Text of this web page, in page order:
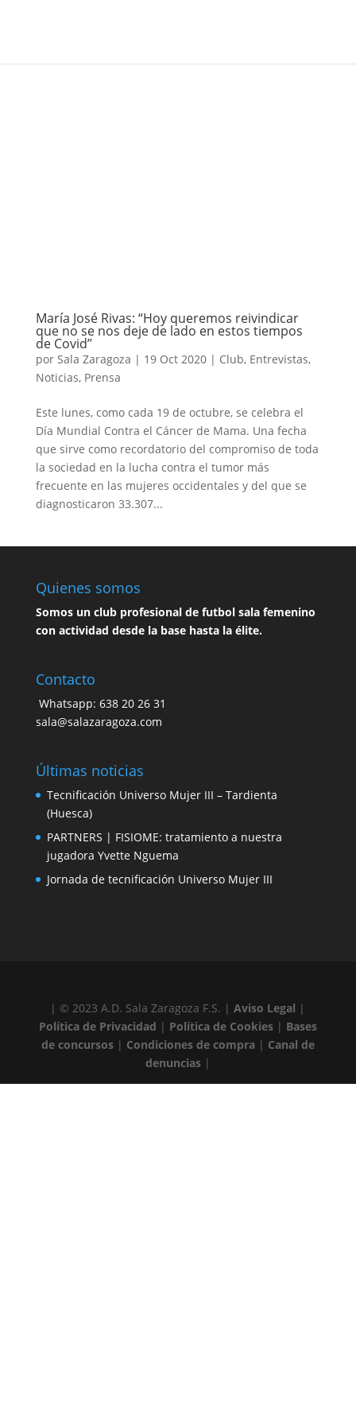
María José Rivas: “Hoy queremos reivindicar
que no se nos deje de lado en estos tiempos
de Covid”
por Sala Zaragoza | 19 Oct 2020| Club, Entrevistas,
Noticias, Prensa
Este lunes, como cada 19 de octubre, se celebra el
Día Mundial Contra el Cáncer de Mama. Una fecha
que sirve como recordatorio del compromiso de toda
la sociedad en la lucha contra el tumor más
frecuente en las mujeres occidentales y del que se
diagnosticaron 33.307...
Quienes somos
Somos un club profesional de futbol sala femenino
con actividad desde la base hasta la élite.
Contacto
Whatsapp: 638 20 26 31
sala@salazaragoza.com
Últimas noticias
Tecnificación Universo Mujer III – Tardienta
(Huesca)
PARTNERS | FISIOME: tratamiento a nuestra
jugadora Yvette Nguema
Jornada de tecnificación Universo Mujer III
| © 2023 A.D. Sala Zaragoza F.S. |Aviso Legal |
Política de Privacidad | Política de Cookies| Bases
de concursos| Condiciones de compra| Canal de
denuncias|